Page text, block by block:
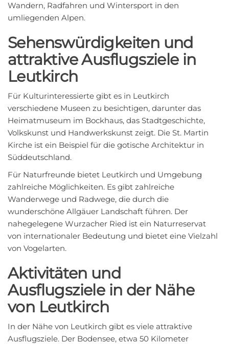
Wandern, Radfahren und Wintersport in den
umliegenden Alpen.
Sehenswürdigkeiten und
attraktive Ausflugsziele in
Leutkirch
Für Kulturinteressierte gibt es in Leutkirch
verschiedene Museen zu besichtigen, darunter das
Heimatmuseum im Bockhaus, das Stadtgeschichte,
Volkskunst und Handwerkskunst zeigt. Die St. Martin
Kirche ist ein Beispiel für die gotische Architektur in
Süddeutschland.
Für Naturfreunde bietet Leutkirch und Umgebung
zahlreiche Möglichkeiten. Es gibt zahlreiche
Wanderwege und Radwege, die durch die
wunderschöne Allgäuer Landschaft führen. Der
nahegelegene Wurzacher Ried ist ein Naturreservat
von internationaler Bedeutung und bietet eine Vielzahl
von Vogelarten.
Aktivitäten und
Ausflugsziele in der Nähe
von Leutkirch
In der Nähe von Leutkirch gibt es viele attraktive
Ausflugsziele. Der Bodensee, etwa 50 Kilometer